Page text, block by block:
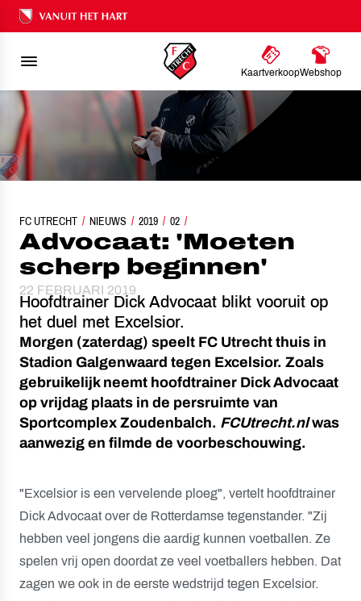
Ons nalatenschap
KaartverkoopWebshop
FC UTRECHT NIEUWS 2019 02
ADVOCAAT: 'MOETEN SCHERP BEGINNEN'
Advocaat: 'Moeten
scherp beginnen'
22 FEBRUARI 2019
Hoofdtrainer Dick Advocaat blikt vooruit op
het duel met Excelsior.
Morgen (zaterdag) speelt FC Utrecht thuis in
Stadion Galgenwaard tegen Excelsior. Zoals
gebruikelijk neemt hoofdtrainer Dick Advocaat
op vrijdag plaats in de persruimte van
Sportcomplex Zoudenbalch. FCUtrecht.nlwas
aanwezig en filmde de voorbeschouwing.
"Excelsior is een vervelende ploeg", vertelt hoofdtrainer
Dick Advocaat over de Rotterdamse tegenstander. "Zij
hebben veel jongens die aardig kunnen voetballen. Ze
spelen vrij open doordat ze veel voetballers hebben. Dat
zagen we ook in de eerste wedstrijd tegen Excelsior.